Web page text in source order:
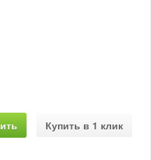
Купить в 1 клик